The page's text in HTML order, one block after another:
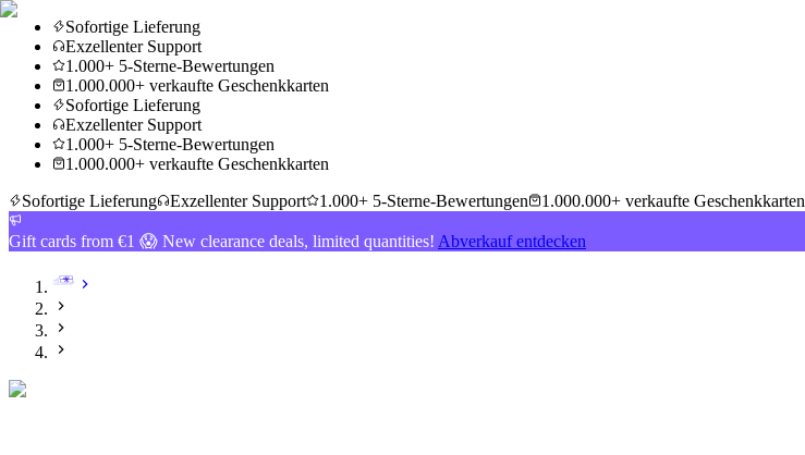
Sofortige Lieferung
Exzellenter Support
1.000+ 5-Sterne-Bewertungen
1.000.000+ verkaufte Geschenkkarten
Sofortige Lieferung
Exzellenter Support
1.000+ 5-Sterne-Bewertungen
1.000.000+ verkaufte Geschenkkarten
Sofortige Lieferung
Exzellenter Support 1.000+ 5-Sterne-Bewertungen 1.000.000+ verkaufte Geschenkkarten
Gift cards from €1 😱 New clearance deals, limited quantities! Abverkauf entdecken